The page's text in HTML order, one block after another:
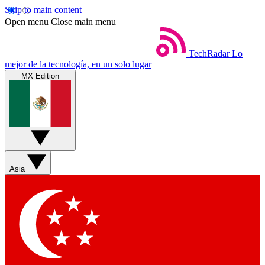
Skip to main content
Open menu Close main menu
TechRadar Lo
mejor de la tecnología, en un solo lugar
MX Edition
Asia